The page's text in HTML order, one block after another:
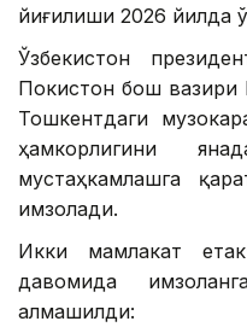
йиғилиши 2026 йилда
Ўзбекистон
Покистон бош
Тошкентдаги
ҳамкорлигини
мустаҳкамлашга
имзолади.
Икки мамлакат
давомида
алмашилди: